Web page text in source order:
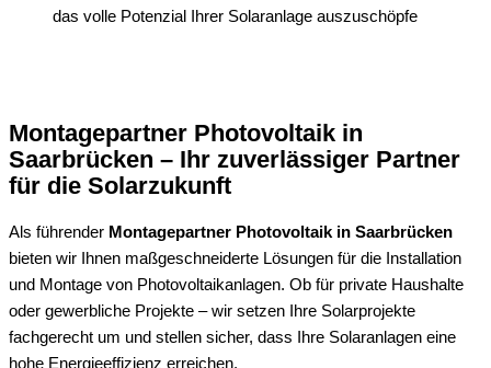
das volle Potenzial Ihrer Solaranlage auszuschöpfe
Montagepartner Photovoltaik in
Saarbrücken – Ihr zuverlässiger Partner
für die Solarzukunft
Als führender Montagepartner Photovoltaik in Saarbrücken
bieten wir Ihnen maßgeschneiderte Lösungen für die Installation
und Montage von Photovoltaikanlagen. Ob für private Haushalte
oder gewerbliche Projekte – wir setzen Ihre Solarprojekte
fachgerecht um und stellen sicher, dass Ihre Solaranlagen eine
hohe Energieeffizienz erreichen.